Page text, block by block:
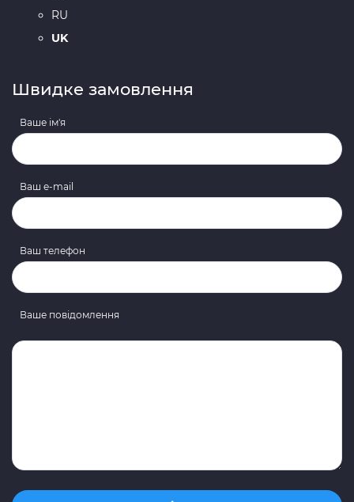
RU
UK
Швидке замовлення
Ваше ім'я
Ваш e-mail
Ваш телефон
Ваше повідомлення